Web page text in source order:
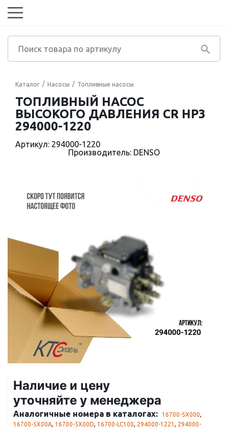
Каталог Насосы Топливные насосы
ТОПЛИВНЫЙ НАСОС
ВЫСОКОГО ДАВЛЕНИЯ CR HP3
294000-1220
Артикул: 294000-1220
Производитель: DENSO
Наличие и цену
уточняйте у менеджера
Аналогичные номера в каталогах: 16700-5X000,
16700-5X00A, 16700-5X00D, 16700-LC100, 294000-1221 , 294000-